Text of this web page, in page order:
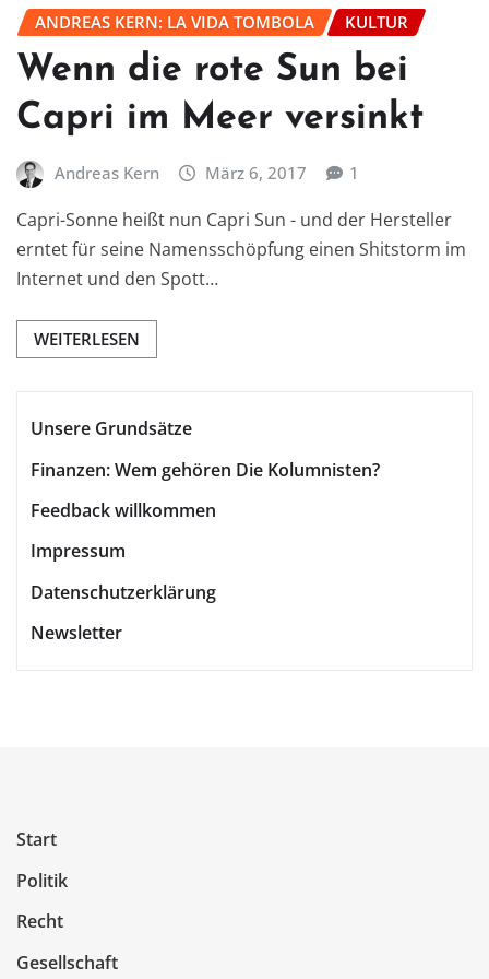
ANDREAS KERN: LA VIDA TOMBOLA KULTUR
Wenn die rote Sun bei
Capri im Meer versinkt
Andreas Kern März 6, 2017 1
Capri-Sonne heißt nun Capri Sun - und der Hersteller
erntet für seine Namensschöpfung einen Shitstorm im
Internet und den Spott…
WEITERLESEN
Unsere Grundsätze
Finanzen: Wem gehören Die Kolumnisten?
Feedback willkommen
Impressum
Datenschutzerklärung
Newsletter
Start
Politik
Recht
Gesellschaft